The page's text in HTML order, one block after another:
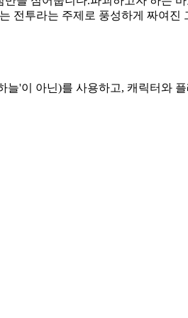
전투라는 주제로 풍성하게 짜여진
늘'이 아닌)를 사용하고, 캐릭터와